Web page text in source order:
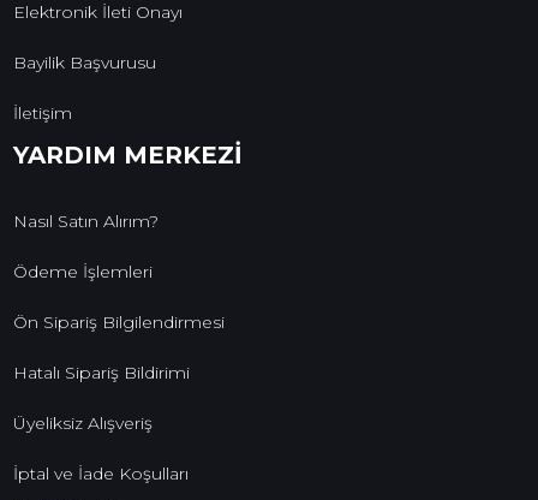
Elektronik İleti Onayı
Bayilik Başvurusu
İletişim
YARDIM MERKEZİ
Nasıl Satın Alırım?
Ödeme İşlemleri
Ön Sipariş Bilgilendirmesi
Hatalı Sipariş Bildirimi
Üyeliksiz Alışveriş
İptal ve İade Koşulları